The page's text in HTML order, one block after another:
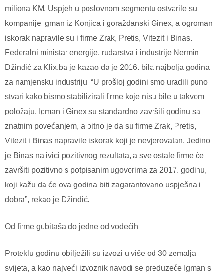
miliona KM. Uspjeh u poslovnom segmentu ostvarile su
kompanije Igman iz Konjica i goraždanski Ginex, a ogroman
iskorak napravile su i firme Zrak, Pretis, Vitezit i Binas.
Federalni ministar energije, rudarstva i industrije Nermin
Džindić za Klix.ba je kazao da je 2016. bila najbolja godina
za namjensku industriju. “U prošloj godini smo uradili puno
stvari kako bismo stabilizirali firme koje nisu bile u takvom
položaju. Igman i Ginex su standardno završili godinu sa
znatnim povećanjem, a bitno je da su firme Zrak, Pretis,
Vitezit i Binas napravile iskorak koji je nevjerovatan. Jedino
je Binas na ivici pozitivnog rezultata, a sve ostale firme će
završiti pozitivno s potpisanim ugovorima za 2017. godinu,
koji kažu da će ova godina biti zagarantovano uspješna i
dobra”, rekao je Džindić.
Od firme gubitaša do jedne od vodećih
Proteklu godinu obilježili su izvozi u više od 30 zemalja
svijeta, a kao najveći izvoznik navodi se preduzeće Igman s